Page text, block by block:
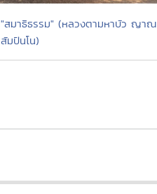
"สมาธิธรรม" (หลวงตามหาบัว ญาณ
สัมปันโน)